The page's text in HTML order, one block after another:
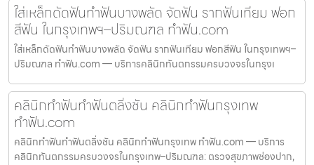
ใส่เหล็กดัดฟันทำฟันบางพลัด จัดฟัน รากฟันเทียม ฟอก
สีฟัน ในกรุงเทพฯ–ปริมณฑล ทำฟัน.com
ใส่เหล็กดัดฟันทำฟันบางพลัด จัดฟัน รากฟันเทียม ฟอกสีฟัน ในกรุงเทพฯ–
ปริมณฑล ทำฟัน.com — บริการคลินิกทันตกรรมครบวงจรในกรุงเ
คลินิกทำฟันทำฟันตลิ่งชัน คลินิกทำฟันกรุงเทพ
ทำฟัน.com
คลินิกทำฟันทำฟันตลิ่งชัน คลินิกทำฟันกรุงเทพ ทำฟัน.com — บริการ
คลินิกทันตกรรมครบวงจรในกรุงเทพ–ปริมณฑล: ตรวจสุขภาพช่องปาก,